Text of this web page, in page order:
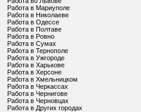
Работа в Мариуполе
Работа в Николаеве
Работа в Одессе
Работа в Полтаве
Работа в Ровно
Работа в Сумах
Работа в Тернополе
Работа в Ужгороде
Работа в Харькове
Работа в Херсоне
Работа в Хмельницком
Работа в Черкассах
Работа в Чернигове
Работа в Черновцах
Работа в Других городах